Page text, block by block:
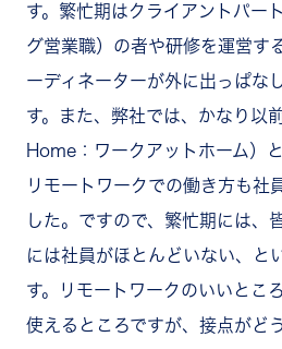
す。繁忙期はクライアントパー
グ営業職）の者や研修を運営す
ーディネーターが外に出っぱな
す。また、弊社では、かなり
Home：ワークアットホーム）
リモートワークでの働き方も社
した。ですので、繁忙期には、
には社員がほとんどいない、と
す。リモートワークのいいとこ
使えるところですが、接点がど